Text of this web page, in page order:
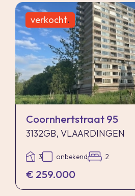
verkocht.
Coornhertstraat 95
3132GB, VLAARDINGEN
3 onbekend 2
€ 259.000